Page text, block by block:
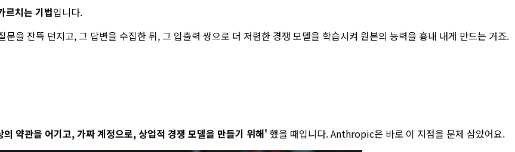
르치는 기법입니다.
을 잔뜩 던지고, 그 답변을 수집한 뒤, 그 입출력 쌍으로 더 저렴한 경쟁 모델을 학습시켜 원본의 능력을 흉내 내게 만드는 거죠.
의 약관을 어기고, 가짜 계정으로, 상업적 경쟁 모델을 만들기 위해' 했을 때입니다. Anthropic은 바로 이 지점을 문제 삼았어요.